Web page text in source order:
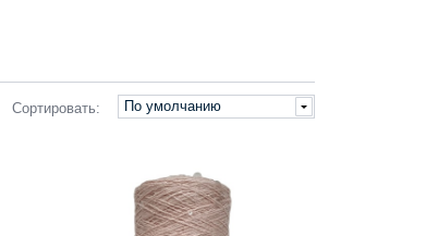
Сортировать: По умолчанию